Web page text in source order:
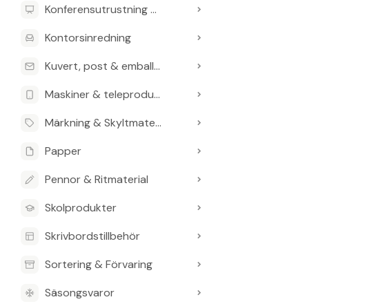
Konferensutrustning & Presentationsutrustning
Kontorsinredning
Kuvert, post & emballage
Maskiner & teleprodukter
Märkning & Skyltmaterial
Papper
Pennor & Ritmaterial
Skolprodukter
Skrivbordstillbehör
Sortering & Förvaring
Säsongsvaror